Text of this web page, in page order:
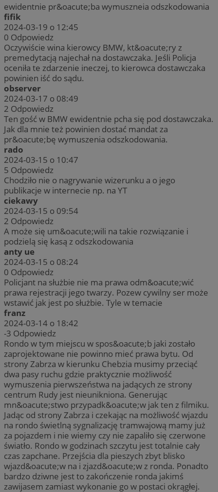
ewidentnie pr&oacute;ba wymuszneia odszkodowania
fifik
2024-03-19 o 12:45
0 Odpowiedz
Oczywiście wina kierowcy BMW, kt&oacute;ry z
premedytacją najechał na dostawczaka. Jeśli Policja
oceniła te zdarzenie ineczej, to kierowca dostawczaka
powinien iść do sądu.
observer
2024-03-17 o 08:49
2 Odpowiedz
Ten gość w BMW ewidentnie pcha się pod dostawczaka.
Jak dla mnie też powinien dostać mandat za
pr&oacute;bę wymuszenia odszkodowania.
rado
2024-03-15 o 10:47
5 Odpowiedz
Chodziło nie o nagrywanie wizerunku a o jego
publikacje w internecie np. na YT
ciekawy
2024-03-15 o 09:54
2 Odpowiedz
A może się um&oacute;wili na takie rozwiązanie i
podzielą się kasą z odszkodowania
anty ue
2024-03-15 o 08:24
0 Odpowiedz
Policjant na służbie nie ma prawa odm&oacute;wić
prawa rejestracji jego twarzy. Pozew cywilny ser może
wstawić jak jest po służbie. Tyle w temacie
franz
2024-03-14 o 18:42
-3 Odpowiedz
Rondo w tym miejscu w spos&oacute;b jaki zostało
zaprojektowane nie powinno mieć prawa bytu. Od
strony Zabrza w kierunku Chebzia musimy przeciąć
dwa pasy ruchu gdzie praktycznie możliwość
wymuszenia pierwszeństwa na jadących ze strony
centrum Rudy jest nieunikniona. Generując
mn&oacute;stwo przypadk&oacute;w jak ten z filmiku.
Jadąc od strony Zabrza i czekając na możliwość wjazdu
na rondo świetlną sygnalizację tramwajową mamy już
za pojazdem i nie wiemy czy nie zapaliło się czerwone
światło. Rondo w godzinach szczytu jest totalnie cały
czas zapchane. Przejścia dla pieszych zbyt blisko
wjazd&oacute;w na i zjazd&oacute;w z ronda. Ponadto
bardzo dziwne jest to zakończenie ronda jakimś
zawijasem zamiast wykonanie go w postaci okrągłej.